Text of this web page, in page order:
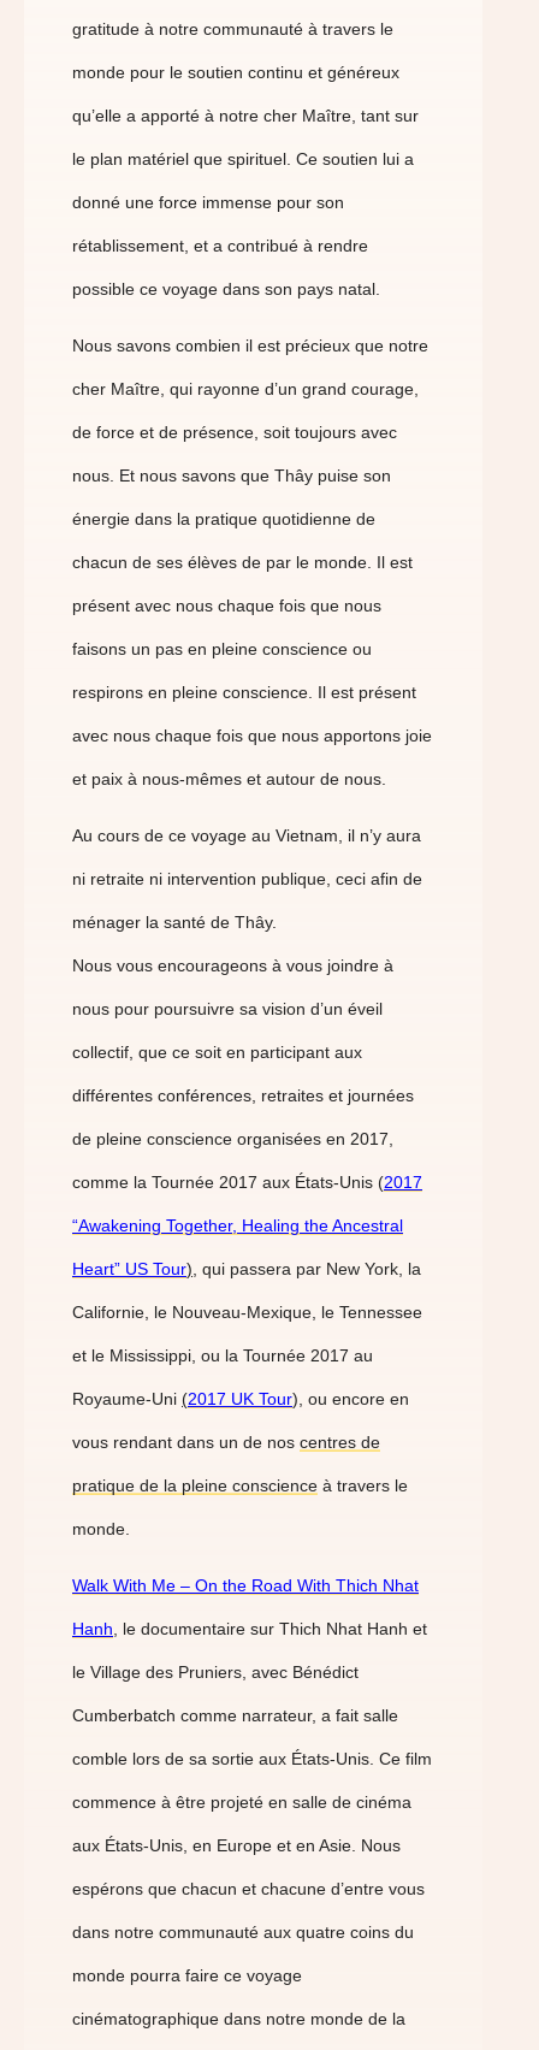
gratitude à notre communauté à travers le
monde pour le soutien continu et généreux
qu’elle a apporté à notre cher Maître, tant sur
le plan matériel que spirituel. Ce soutien lui a
donné une force immense pour son
rétablissement, et a contribué à rendre
possible ce voyage dans son pays natal.
Nous savons combien il est précieux que notre
cher Maître, qui rayonne d’un grand courage,
de force et de présence, soit toujours avec
nous. Et nous savons que Thây puise son
énergie dans la pratique quotidienne de
chacun de ses élèves de par le monde. Il est
présent avec nous chaque fois que nous
faisons un pas en pleine conscience ou
respirons en pleine conscience. Il est présent
avec nous chaque fois que nous apportons joie
et paix à nous-mêmes et autour de nous.
Au cours de ce voyage au Vietnam, il n’y aura
ni retraite ni intervention publique, ceci afin de
ménager la santé de Thây.
Nous vous encourageons à vous joindre à
nous pour poursuivre sa vision d’un éveil
collectif, que ce soit en participant aux
différentes conférences, retraites et journées
de pleine conscience organisées en 2017,
comme la Tournée 2017 aux États-Unis (2017
“Awakening Together, Healing the Ancestral
Heart” US Tour) , qui passera par New York, la
Californie, le Nouveau-Mexique, le Tennessee
et le Mississippi, ou la Tournée 2017 au
Royaume-Uni (2017 UK Tour), ou encore en
vous rendant dans un de nos centres de
pratique de la pleine conscience à travers le
monde.
Walk With Me – On the Road With Thich Nhat
Hanh le documentaire sur Thich Nhat Hanh et
le Village des Pruniers, avec Bénédict
Cumberbatch comme narrateur, a fait salle
comble lors de sa sortie aux États-Unis. Ce film
commence à être projeté en salle de cinéma
aux États-Unis, en Europe et en Asie. Nous
espérons que chacun et chacune d’entre vous
dans notre communauté aux quatre coins du
monde pourra faire ce voyage
cinématographique dans notre monde de la